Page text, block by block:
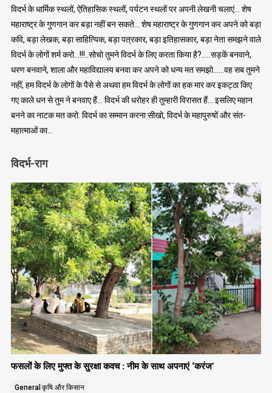
विदर्भ के धार्मिक स्थलों, ऐतिहासिक स्थलों, पर्यटन स्थलों पर अपनी लेखनी चलाएं… शेष
महाराष्ट्र के गुणगान कर बड़ा नहीं बन सकते… शेष महाराष्ट्र के गुणगान कर अपने को बड़ा
कवि, बड़ा लेखक, बड़ा साहित्यिक, बड़ा पत्रकार, बड़ा इतिहासकार, बड़ा नेता समझने वाले
विदर्भ के लोगों शर्म करो…!!!..सोचो तुमने विदर्भ के लिए करता किया है?…..सड़कें बनवाने,
धरण बनवाने, शाला और महाविद्यालय बनवा कर अपने को धन्य मत समझो……वह सब तुमने
नहीं, हम विदर्भ के लोगों के पैसे से अथवा हम विदर्भ के लोगों का हक मार कर इकट्ठा किए
गए काले धन से तुम ने बनवाए हैं… विदर्भ की धरोहर ही तुम्हारी विरासत हैं… इसलिए महान
बनने का नाटक मत करो. विदर्भ का सम्मान करना सीखो, विदर्भ के महापुरुषों और संत-
महात्माओं का…
विदर्भ-राग
फसलों के लिए मुफ्त के सुरक्षा कवच : नीम के साथ अपनाएं ‘करंज’
General कृषि और किसान